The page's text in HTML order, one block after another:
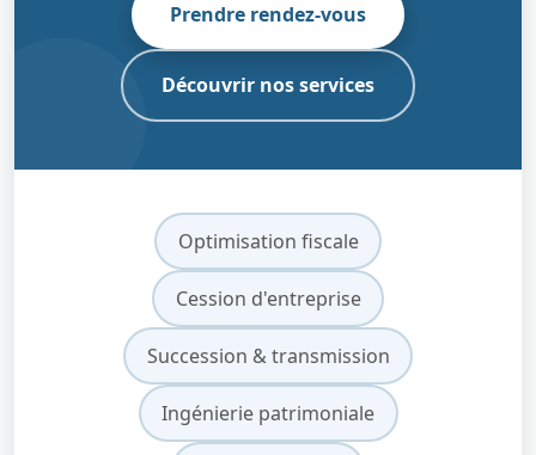
Prendre rendez-vous
Découvrir nos services
Optimisation fiscale
Cession d'entreprise
Succession & transmission
Ingénierie patrimoniale